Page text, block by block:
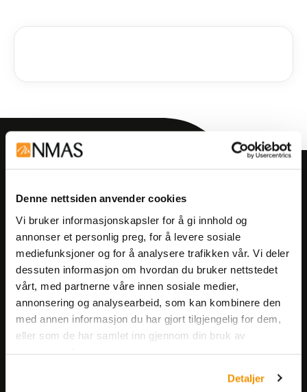
Denne nettsiden anvender cookies
Vi bruker informasjonskapsler for å gi innhold og
annonser et personlig preg, for å levere sosiale
mediefunksjoner og for å analysere trafikken vår. Vi deler
dessuten informasjon om hvordan du bruker nettstedet
vårt, med partnerne våre innen sosiale medier,
annonsering og analysearbeid, som kan kombinere den
med annen informasjon du har gjort tilgjengelig for dem,
eller som de har samlet inn gjennom din bruk av
Detaljer
Få informasjon om produkter,
arrangementer og kampanjer.
Meld på nyhetsbrev